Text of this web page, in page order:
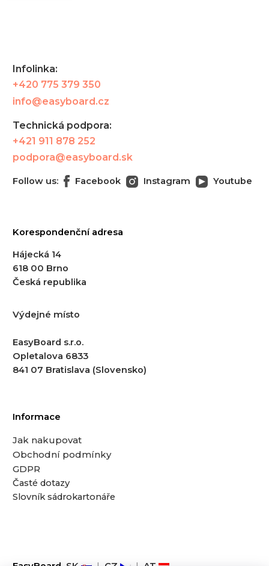
Infolinka:
+420 775 379 350
info@easyboard.cz
Technická podpora:
+421 911 878 252
podpora@easyboard.sk
Follow us: Facebook Instagram Youtube
Korespondenční adresa
Hájecká 14
618 00 Brno
Česká republika
Výdejné místo
EasyBoard s.r.o.
Opletalova 6833
841 07 Bratislava (Slovensko)
Informace
Jak nakupovat
Obchodní podmínky
GDPR
Časté dotazy
Slovník sádrokartonáře